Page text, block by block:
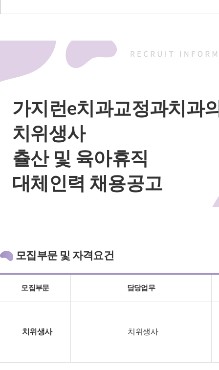
가지런e치과교정과치과
치위생사
츌산 및 육아휴직
대체인력 채용공고
모집부문 및 자격요건
모집부문 담당업무
치위생사 치위생사